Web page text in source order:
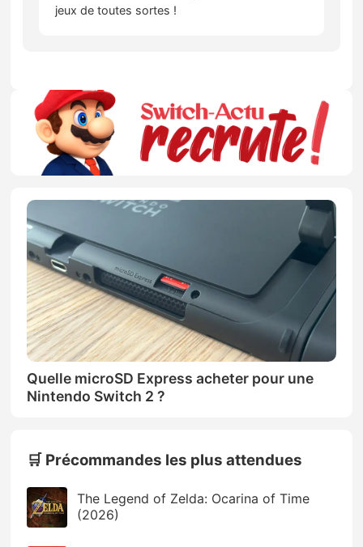
jeux de toutes sortes !
Quelle microSD Express acheter pour une
Nintendo Switch 2 ?
🛒 Précommandes les plus attendues
The Legend of Zelda: Ocarina of Time
(2026)